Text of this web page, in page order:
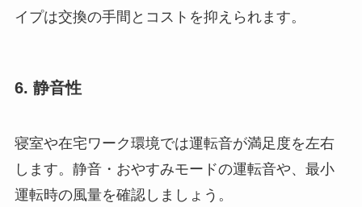
イプは交換の手間とコストを抑えられます。
6. 静音性
寝室や在宅ワーク環境では運転音が満足度を左右
します。静音・おやすみモードの運転音や、最小
運転時の風量を確認しましょう。